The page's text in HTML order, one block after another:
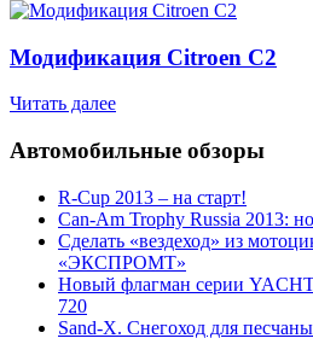
Модификация Citroen С2
Читать далее
Автомобильные обзоры
R-Cup 2013 – на старт!
Can-Am Trophy Russia 2013:
Сделать «вездеход» из
«ЭКСПРОМТ»
Новый флагман серии
720
Sand-X. Снегоход для